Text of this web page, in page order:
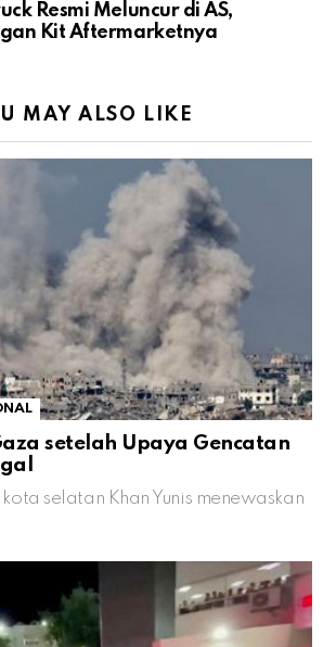
Resmi Meluncur di AS,
Kit Aftermarketnya
MAY ALSO LIKE
setelah Upaya Gencatan
selatan Khan Yunis menewaskan